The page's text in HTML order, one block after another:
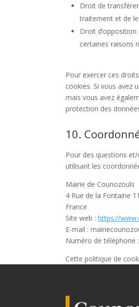
Droit de
traitement et de
Droit
certaines raisons
Pour exercer ces
cookies. Si vous avez
mais vous avez
protection des
10.
Pour des questions
utilisant les
Mairie de Counozouls
4 Rue de la Fontaine
France
Site web :https://
E-mail :
Numéro de téléphone
Cette politique de